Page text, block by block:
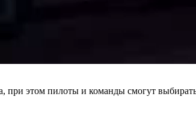
этом пилоты и команды смогут